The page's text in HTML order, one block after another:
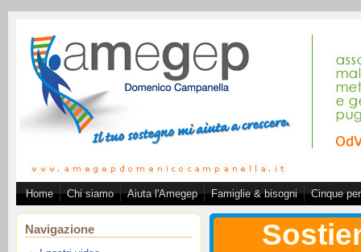
Associazione
Home Chi siamo Aiuta l'Amegep Famiglie & bisogni Cinque
Navigazione